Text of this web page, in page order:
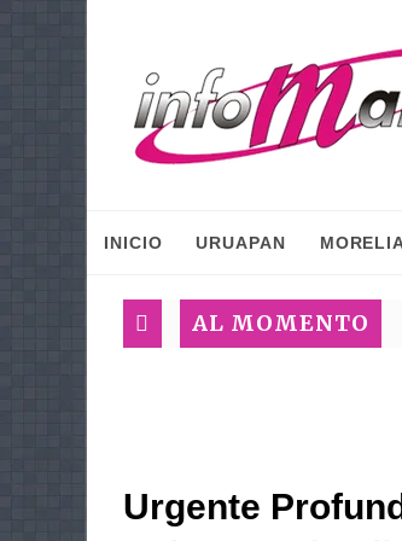
INICIO URUAPAN
AL MOMENTO
Urgente